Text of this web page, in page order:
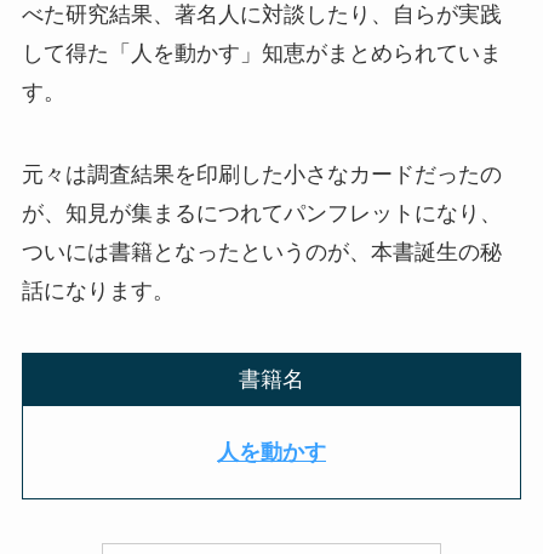
べた研究結果、著名人に対談したり、自らが実践
して得た「人を動かす」知恵がまとめられていま
す。
元々は調査結果を印刷した小さなカードだったの
が、知見が集まるにつれてパンフレットになり、
ついには書籍となったというのが、本書誕生の秘
話になります。
書籍名
人を動かす